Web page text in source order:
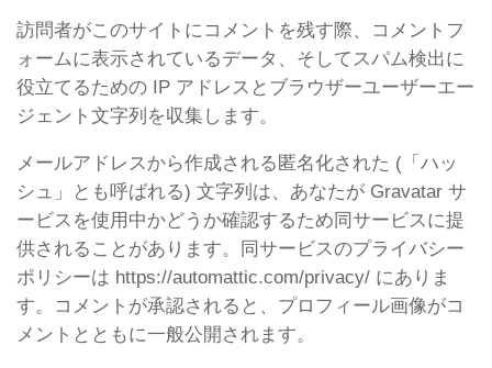
訪問者がこのサイトにコメントを残す際、コメントフ
ォームに表示されているデータ、そしてスパム検出に
役立てるための IP アドレスとブラウザーユーザーエー
ジェント文字列を収集します。
メールアドレスから作成される匿名化された (「ハッ
シュ」とも呼ばれる) 文字列は、あなたが Gravatar サ
ービスを使用中かどうか確認するため同サービスに提
供されることがあります。同サービスのプライバシー
ポリシーは https://automattic.com/privacy/ にありま
す。コメントが承認されると、プロフィール画像がコ
メントとともに一般公開されます。